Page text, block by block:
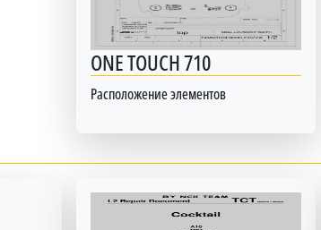
ONE TOUCH 710
Расположение элементов